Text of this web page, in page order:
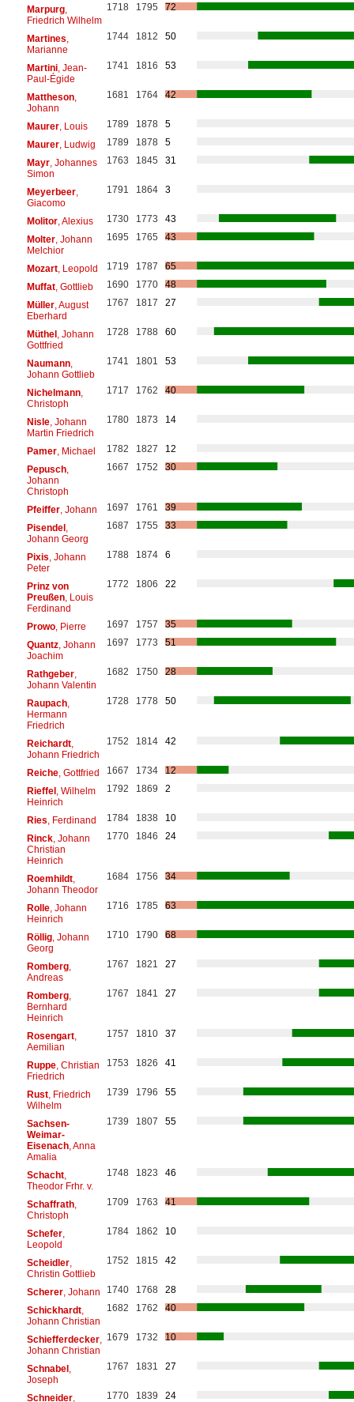
Marpurg,
Friedrich Wilhelm
1718 1795 72
Martines
Marianne
1744 1812 50
Martini, Jean-
Paul-Égide
1741 1816 53
Mattheson,
Johann
1681 1764 42
Maurer, Louis 1789 1878
5
Maurer, Ludwig 1789 1878
5
Mayr, Johannes
Simon
1763 1845 31
Meyerbeer,
Giacomo
1791 1864 3
Molitor, Alexius 1730 1773
43
Molter, Johann
Melchior
1695 1765 43
Mozart, Leopold 1719 1787
65
Muffat, Gottlieb 1690 1770
48
Müller, August
Eberhard
1767 1817 27
Müthel, Johann
Gottfried
1728 1788 60
Naumann,
Johann Gottlieb
1741 1801 53
Nichelmann,
Christoph
1717 1762 40
Nisle, Johann
Martin Friedrich
1780 1873 14
Pamer, Michael 1782 1827
12
Pepusch,
Johann
Christoph
1667 1752 30
Pfeiffer, Johann 1697 1761
39
Pisendel,
Johann Georg
1687 1755 33
Pixis , Johann
Peter
1788 1874 6
Prinz von
Preußen, Louis
Ferdinand
1772 1806 22
Prowo, Pierre 1697 1757
35
Quantz, Johann
Joachim
1697 1773 51
Rathgeber,
Johann Valentin
1682 1750 28
Raupach,
Hermann
Friedrich
1728 1778 50
Reichardt,
Johann Friedrich
1752 1814 42
Reiche, Gottfried 1667 1734
12
Rieffel, Wilhelm
Heinrich
1792 1869 2
Ries , Ferdinand 1784 1838
10
Rinck, Johann
Christian
Heinrich
1770 1846 24
Roemhildt,
Johann Theodor
1684 1756 34
Rolle, Johann
Heinrich
1716 1785 63
Röllig, Johann
Georg
1710 1790 68
Romberg,
Andreas
1767 1821 27
Romberg,
Bernhard
Heinrich
1767 1841 27
Rosengart,
Aemilian
1757 1810 37
Ruppe, Christian
Friedrich
1753 1826 41
Rust, Friedrich
Wilhelm
1739 1796 55
Sachsen-
Weimar-
Eisenach, Anna
Amalia
1739 1807 55
Schacht,
Theodor Frhr. v.
1748 1823 46
Schaffrath,
Christoph
1709 1763 41
Schefer,
Leopold
1784 1862 10
Scheidler,
Christin Gottlieb
1752 1815 42
Scherer, Johann 1740 1768
28
Schickhardt,
Johann Christian
1682 1762 40
Schiefferdecker,
Johann Christian
1679 1732 10
Schnabel,
Joseph
1767 1831 27
Schneider, 1770 1839 24